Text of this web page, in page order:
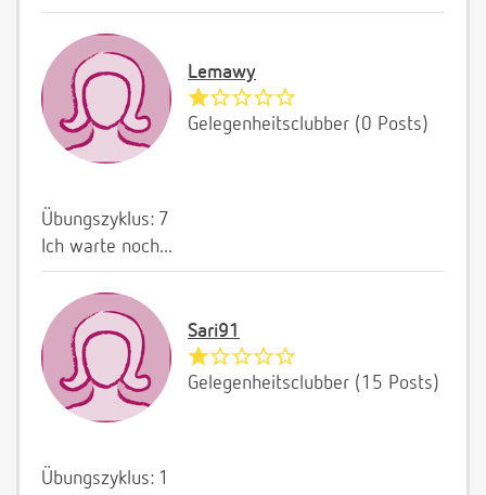
Lemawy
Gelegenheitsclubber (0 Posts)
Übungszyklus: 7
Ich warte noch...
Sari91
Gelegenheitsclubber (15 Posts)
Übungszyklus: 1